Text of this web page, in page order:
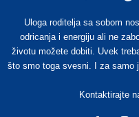
Uloga roditelja sa sobom
odricanja i energiju ali ne
životu možete dobiti. Uvek
što smo toga svesni. I za samo
Kontaktirajte